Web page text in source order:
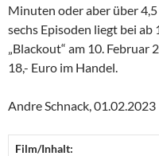
Minuten oder aber über
sechs Episoden liegt bei
„Blackout“ am 10.
18,- Euro im Handel.
Andre Schnack, 01.02.2023
Film/Inhalt: